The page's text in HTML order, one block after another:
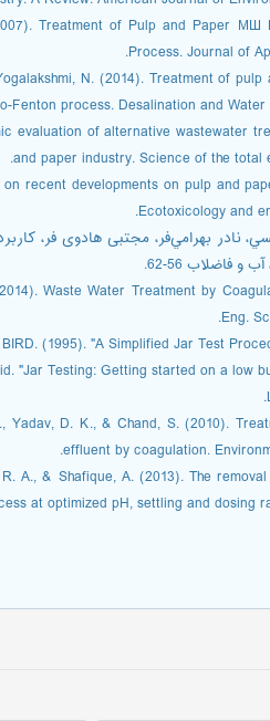
Treatment of Pulp and Paper МШ
Process. Journal of
N. (2014). Treatment of
Fenton process. Desalination and Water
evaluation of alternative wastewater
and paper industry. Science of the total
on recent developments on pulp and
Ecotoxicology and
نادر بهرامي‌فر، مجتبی هادوی فر،
Waste Water Treatment by
Eng.
R., Yadav, D. K., & Chand, S. (2010).
effluent by coagulation.
R. A., & Shafique, A. (2013). The
at optimized pH, settling and dosing